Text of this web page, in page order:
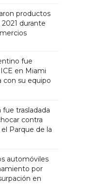
productos
durante
fue
en Miami
con su equipo
fue trasladada
contra
Parque de la
automóviles
por
en